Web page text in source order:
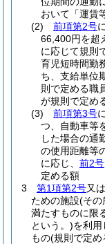
おいて「運賃
(2)
前項第2号
66,400円を超
に応じて規則
育児短時間勤
ち、支給単位
則で定める職
が規則で定め
(3)
前項第3号
つ、自動車等
した場合の通
の使用距離等
に応じ、 前2号
定める額
3
第1項第2号又は
ための施設(その
満たすものに限
という。)を利用
もの(規則で定め